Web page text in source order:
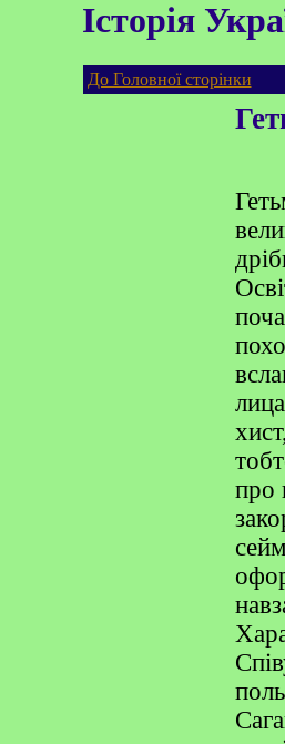
Історія
До Головної сторінки
про